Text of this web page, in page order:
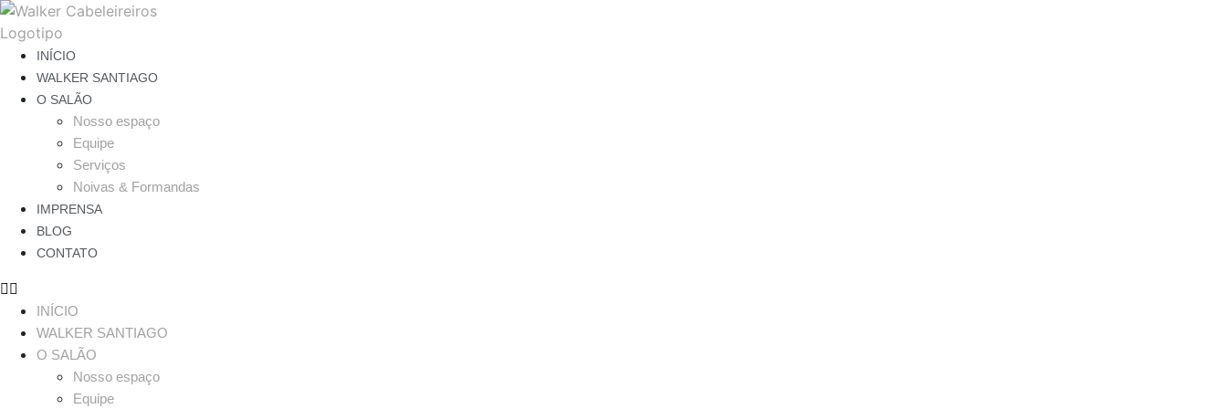
INÍCIO
WALKER SANTIAGO
O SALÃO
Nosso espaço
Equipe
Serviços
Noivas & Formandas
IMPRENSA
BLOG
CONTATO
INÍCIO
WALKER SANTIAGO
O SALÃO
Nosso espaço
Equipe